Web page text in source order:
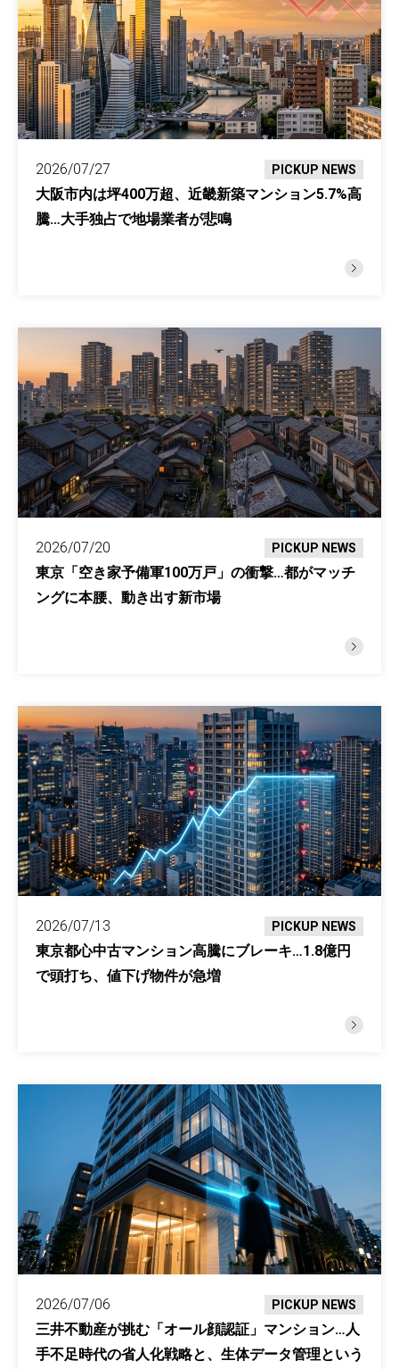
2026/07/27 PICKUP NEWS
大阪市内は坪400万超、近畿新築マンション5.7%高
騰…大手独占で地場業者が悲鳴
2026/07/20 PICKUP NEWS
東京「空き家予備軍100万戸」の衝撃…都がマッチ
ングに本腰、動き出す新市場
2026/07/13 PICKUP NEWS
東京都心中古マンション高騰にブレーキ…1.8億円
で頭打ち、値下げ物件が急増
2026/07/06 PICKUP NEWS
三井不動産が挑む「オール顔認証」マンション…人
手不足時代の省人化戦略と、生体データ管理という